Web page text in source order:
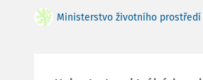
Ministerstvo životního prostředí